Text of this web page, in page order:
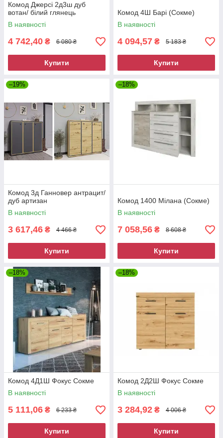
Комод Джерсі 2д3ш дуб
вотан/ білий глянець
В наявності
4 742,40 ₴ 6 080 ₴
Купити
Комод 4Ш Барі (Сокме)
В наявності
4 094,57 ₴ 5 183 ₴
Купити
–19%
Комод 3д Ганновер антрацит/
дуб артизан
В наявності
3 617,46 ₴ 4 466 ₴
Купити
–18%
Комод 1400 Мілана (Сокме)
В наявності
7 058,56 ₴ 8 608 ₴
Купити
–18%
Комод 4Д1Ш Фокус Сокме
В наявності
5 111,06 ₴ 6 233 ₴
Купити
–18%
Комод 2Д2Ш Фокус Сокме
В наявності
3 284,92 ₴ 4 006 ₴
Купити